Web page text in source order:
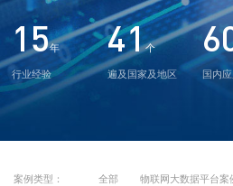
15年
行业经验
41个
遍及国家及地区
国内
案例类型： 全部 物联网大数据平台案